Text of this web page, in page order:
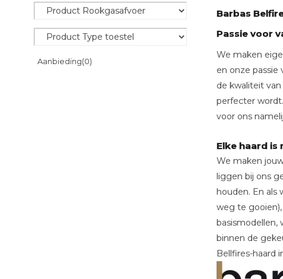
Barbas
Passie voor
We maken
en onze passie
de kwaliteit
perfecter
voor ons
Elke haard is
We maken
liggen bij ons
houden. En als
weg te
basismodellen,
binnen de
Bellfires-haard
Aanbieding(0)